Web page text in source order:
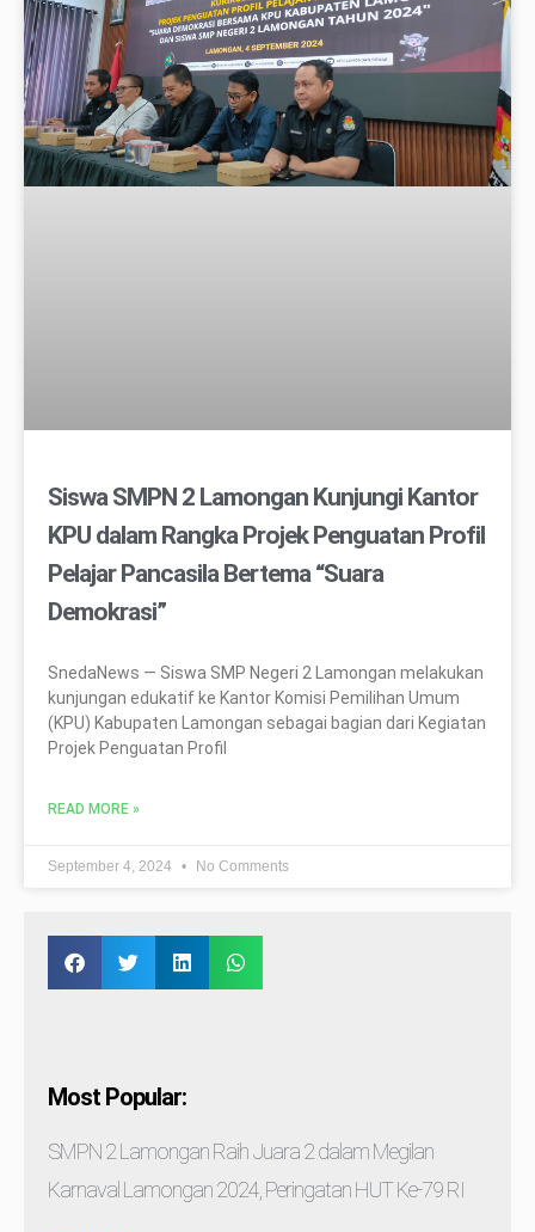
Siswa SMPN 2 Lamongan Kunjungi Kantor
KPU dalam Rangka Projek Penguatan Profil
Pelajar Pancasila Bertema “Suara
Demokrasi”
SnedaNews — Siswa SMP Negeri 2 Lamongan melakukan
kunjungan edukatif ke Kantor Komisi Pemilihan Umum
(KPU) Kabupaten Lamongan sebagai bagian dari Kegiatan
Projek Penguatan Profil
READ MORE »
September 4, 2024 No Comments
Most Popular:
SMPN 2 Lamongan Raih Juara 2 dalam Megilan
Karnaval Lamongan 2024, Peringatan HUT Ke-79 RI